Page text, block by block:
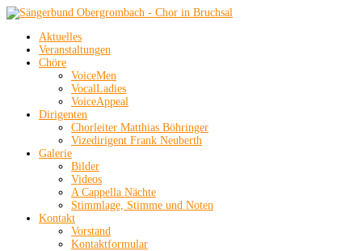
Aktuelles
Veranstaltungen
Chöre
VoiceMen
VocalLadies
VoiceAppeal
Dirigenten
Chorleiter Matthias Böhringer
Vizedirigent Frank Neuberth
Galerie
Bilder
Videos
A Cappella Nächte
Stimmlage, Stimme und Noten
Kontakt
Vorstand
Kontaktformular